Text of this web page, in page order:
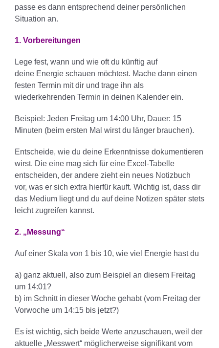
passe es dann entsprechend deiner persönlichen
Situation an.
1. Vorbereitungen
Lege fest, wann und wie oft du künftig auf
deine Energie schauen möchtest. Mache dann einen
festen Termin mit dir und trage ihn als
wiederkehrenden Termin in deinen Kalender ein.
Beispiel: Jeden Freitag um 14:00 Uhr, Dauer: 15
Minuten (beim ersten Mal wirst du länger brauchen).
Entscheide, wie du deine Erkenntnisse dokumentieren
wirst. Die eine mag sich für eine Excel-Tabelle
entscheiden, der andere zieht ein neues Notizbuch
vor, was er sich extra hierfür kauft. Wichtig ist, dass dir
das Medium liegt und du auf deine Notizen später stets
leicht zugreifen kannst.
2. „Messung“
Auf einer Skala von 1 bis 10, wie viel Energie hast du
a) ganz aktuell, also zum Beispiel an diesem Freitag
um 14:01?
b) im Schnitt in dieser Woche gehabt (vom Freitag der
Vorwoche um 14:15 bis jetzt?)
Es ist wichtig, sich beide Werte anzuschauen, weil der
aktuelle „Messwert“ möglicherweise signifikant vom